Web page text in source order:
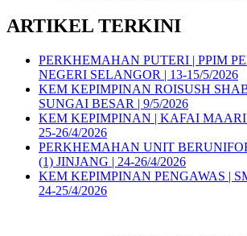
ARTIKEL TERKINI
PERKHEMAHAN PUTERI | PPIM
NEGERI SELANGOR | 13-15/5/2026
KEM KEPIMPINAN ROISUSH
SUNGAI BESAR | 9/5/2026
KEM KEPIMPINAN | KAFAI
25-26/4/2026
PERKHEMAHAN UNIT
(1) JINJANG | 24-26/4/2026
KEM KEPIMPINAN PENGAWAS |
24-25/4/2026